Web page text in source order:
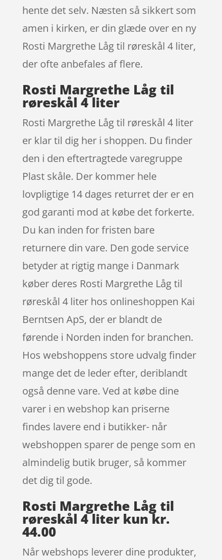
hente det selv. Næsten så sikkert som
amen i kirken, er din glæde over en ny
Rosti Margrethe Låg til røreskål 4 liter,
der ofte anbefales af flere.
Rosti Margrethe Låg til
røreskål 4 liter
Rosti Margrethe Låg til røreskål 4 liter
er klar til dig her i shoppen. Du finder
den i den eftertragtede varegruppe
Plast skåle. Der kommer hele
lovpligtige 14 dages returret der er en
god garanti mod at købe det forkerte.
Du kan inden for fristen bare
returnere din vare. Den gode service
betyder at rigtig mange i Danmark
køber deres Rosti Margrethe Låg til
røreskål 4 liter hos onlineshoppen Kai
Berntsen ApS, der er blandt de
førende i Norden inden for branchen.
Hos webshoppens store udvalg finder
mange det de leder efter, deriblandt
også denne vare. Ved at købe dine
varer i en webshop kan priserne
findes lavere end i butikker- når
webshoppen sparer de penge som en
almindelig butik bruger, så kommer
det dig til gode.
Rosti Margrethe Låg til
røreskål 4 liter kun kr.
44.00
Når webshops leverer dine produkter,